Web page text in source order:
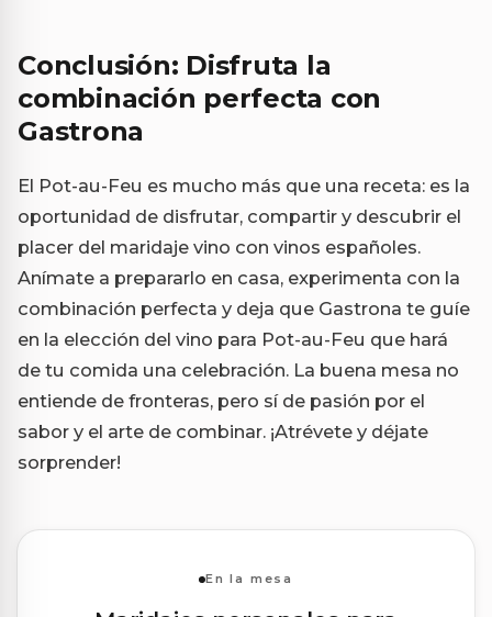
Conclusión: Disfruta la
combinación perfecta con
Gastrona
El Pot-au-Feu es mucho más que una receta: es la
oportunidad de disfrutar, compartir y descubrir el
placer del maridaje vino con vinos españoles.
Anímate a prepararlo en casa, experimenta con la
combinación perfecta y deja que Gastrona te guíe
en la elección del vino para Pot-au-Feu que hará
de tu comida una celebración. La buena mesa no
entiende de fronteras, pero sí de pasión por el
sabor y el arte de combinar. ¡Atrévete y déjate
sorprender!
En la mesa